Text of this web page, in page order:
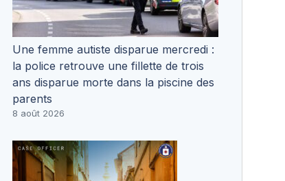
Une femme autiste disparue mercredi :
la police retrouve une fillette de trois
ans disparue morte dans la piscine des
parents
8 août 2026